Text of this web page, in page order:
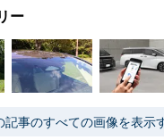
ー
記事のすべての画像を表示